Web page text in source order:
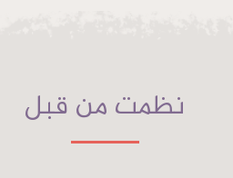
نظمت من قبل